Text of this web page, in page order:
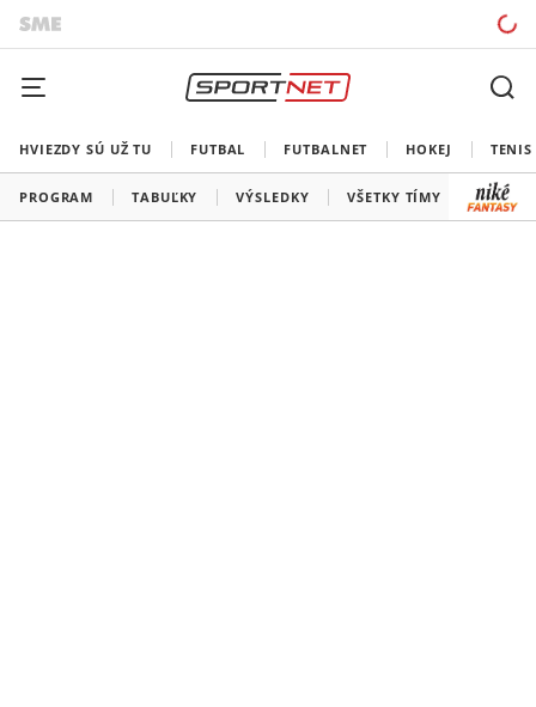
HVIEZDY SÚ UŽ TU FUTBAL FUTBALNET HOKEJ TENIS
PROGRAM TABUĽKY VÝSLEDKY VŠETKY TÍMY